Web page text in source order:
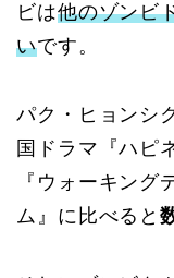
ビは他のゾンビ
いです。
パク・ヒョンシ
国ドラマ『ハピ
『ウォーキン
ム』に比べると